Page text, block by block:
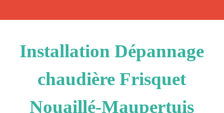
Installation Dépannage
chaudière Frisquet
Nouaillé-Maupertuis